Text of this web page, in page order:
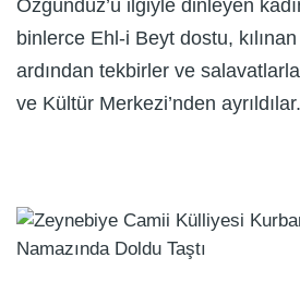
Özgündüz’ü ilgiyle dinleyen
binlerce Ehl-i Beyt dostu,
ardından tekbirler ve
ve Kültür Merkezi’nden ayrıldılar.